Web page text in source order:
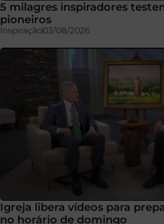
5 milagres inspiradores
pioneiros
Inspiração03/08/2026
Igreja libera vídeos para
no horário de domingo